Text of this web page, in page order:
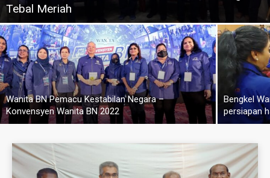
Tebal Meriah
Wanita BN Pemacu Kestabilan Negara –
Konvensyen Wanita BN 2022
Bengkel
persiapan